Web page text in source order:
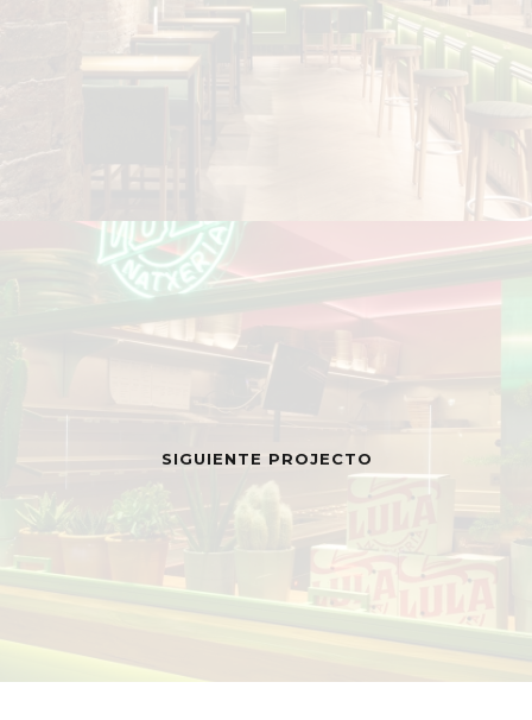
SIGUIENTE PROJECTO